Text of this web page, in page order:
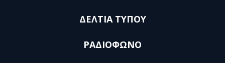
ΔΕΛΤΙΑ ΤΥΠΟΥ
ΡΑΔΙΟΦΩΝΟ